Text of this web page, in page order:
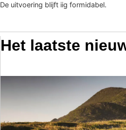
De uitvoering blijft iig formidabel.
Het laatste